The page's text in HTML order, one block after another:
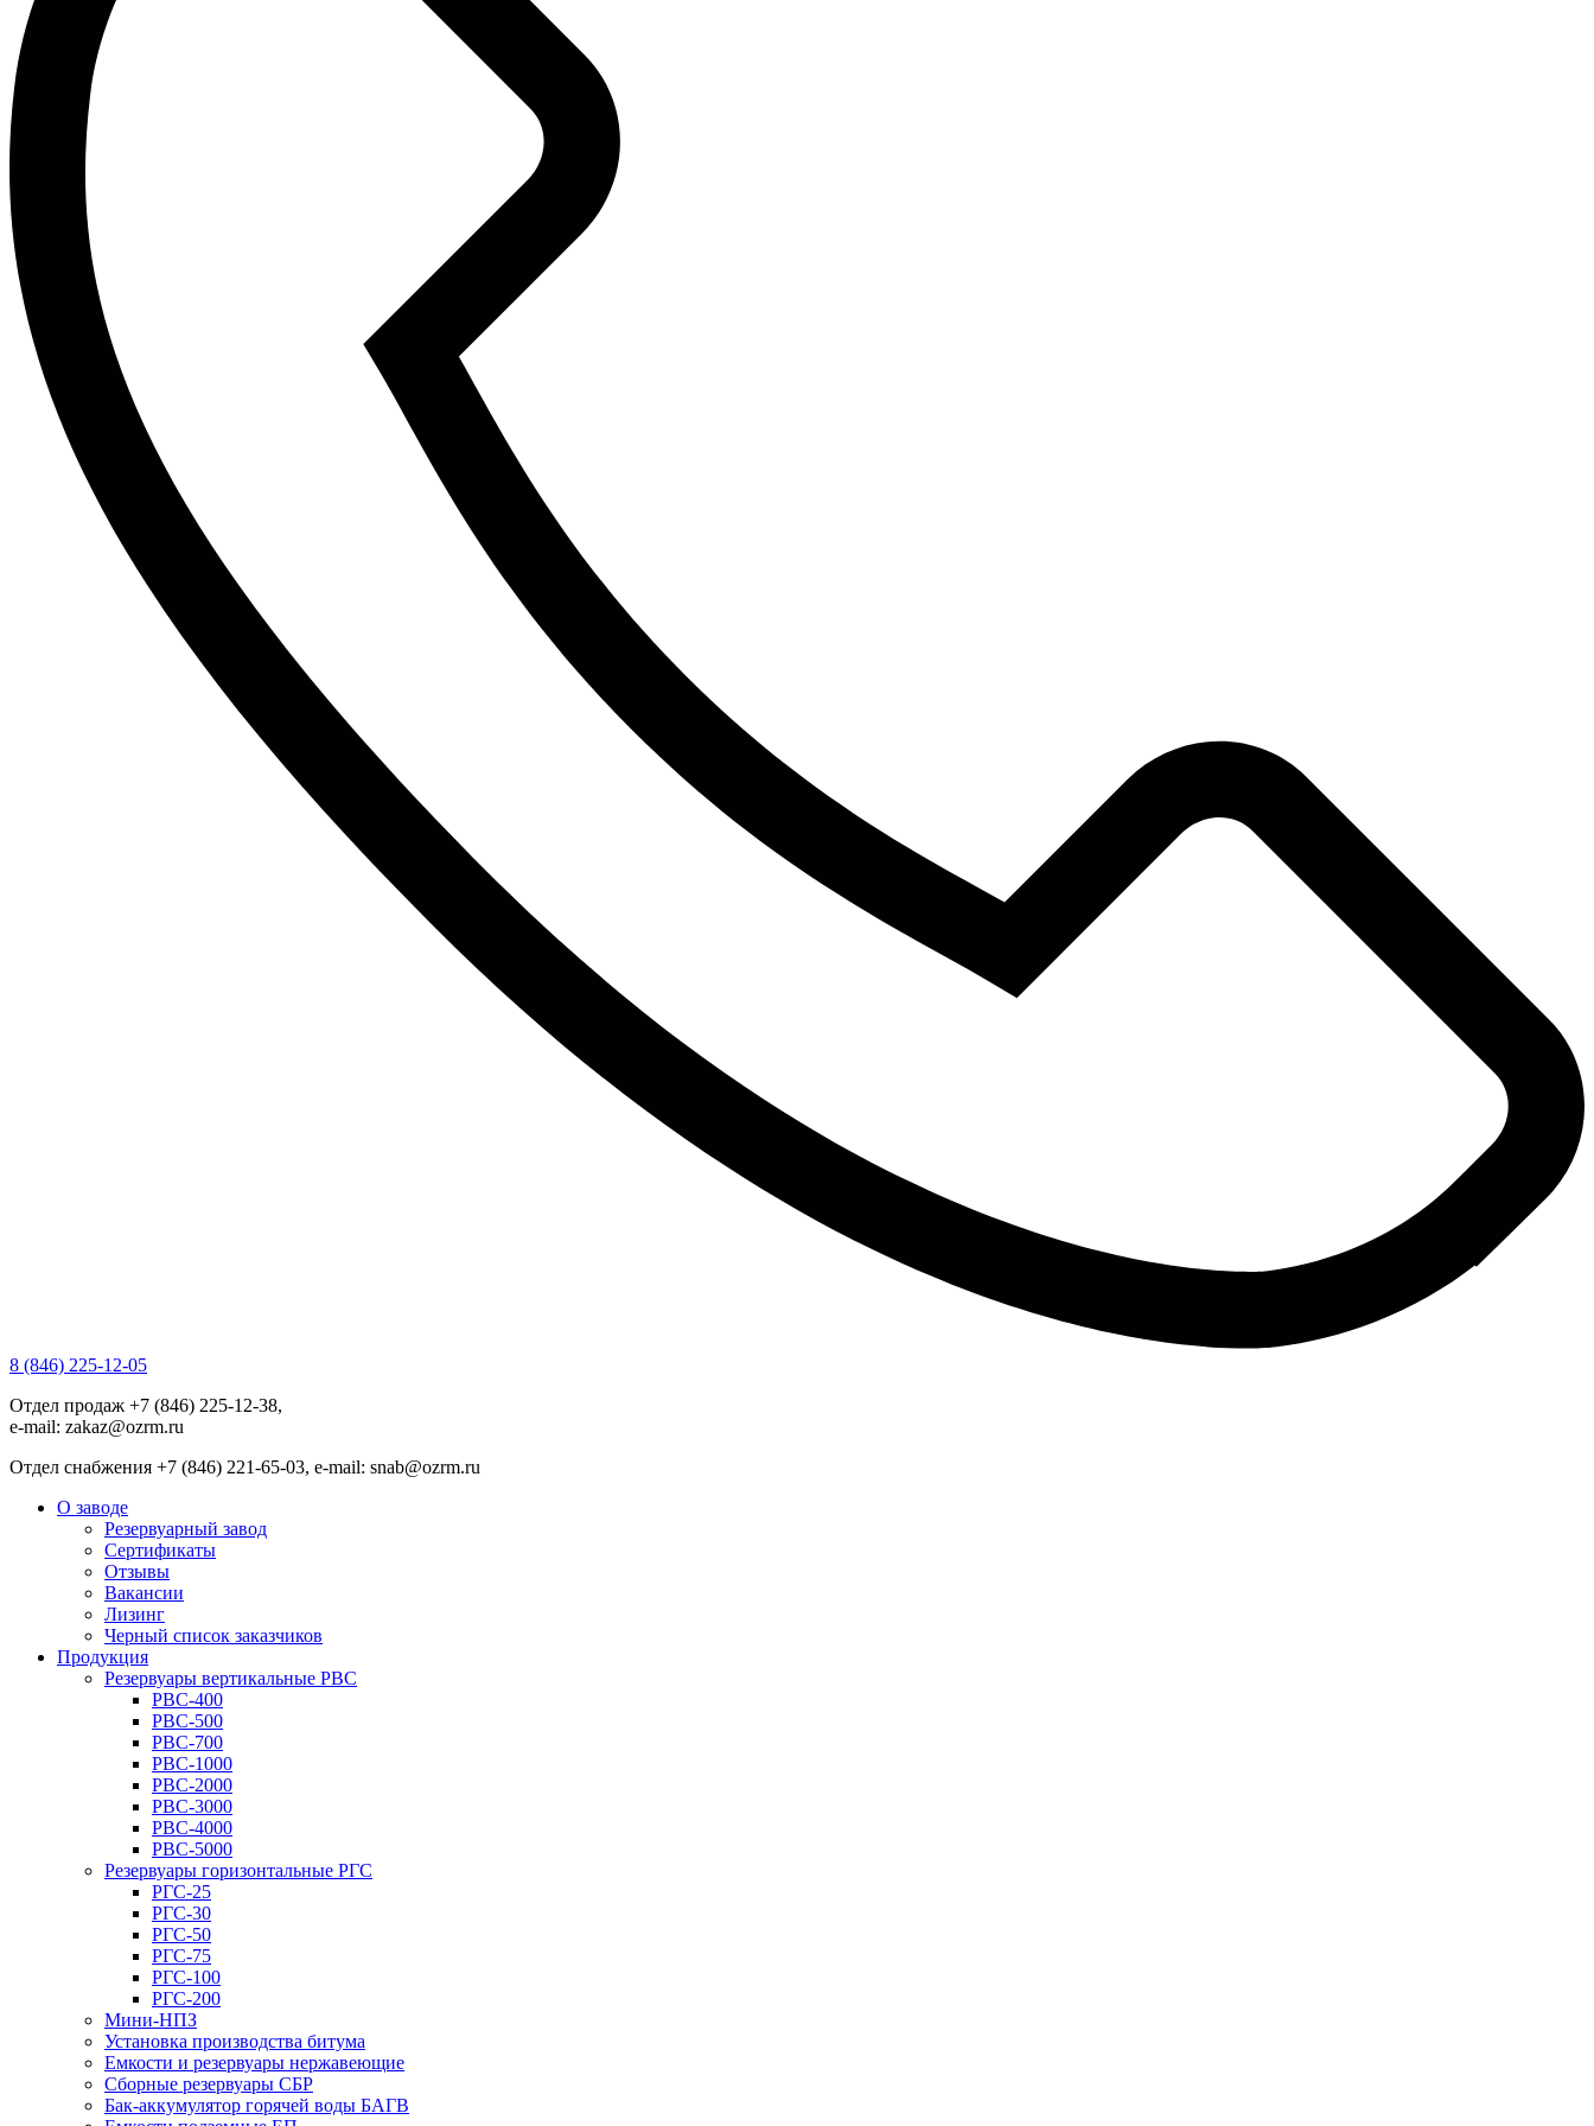
8 (846) 225-12-05
Отдел продаж +7 (846) 225-12-38,
e-mail: zakaz@ozrm.ru
Отдел снабжения +7 (846) 221-65-03, e-mail: snab@ozrm.ru
О заводе
Резервуарный завод
Сертификаты
Отзывы
Вакансии
Лизинг
Черный список заказчиков
Продукция
Резервуары вертикальные РВС
РВС-400
РВС-500
РВС-700
РВС-1000
РВС-2000
РВС-3000
РВС-4000
РВС-5000
Резервуары горизонтальные РГС
РГС-25
РГС-30
РГС-50
РГС-75
РГС-100
РГС-200
Мини-НПЗ
Установка производства битума
Емкости и резервуары нержавеющие
Сборные резервуары СБР
Бак-аккумулятор горячей воды БАГВ